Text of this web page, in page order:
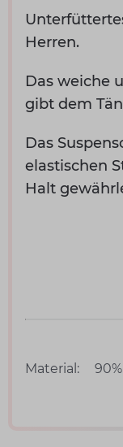
Herren.
Das weiche
gibt dem
Das
elastischen
Halt
Material: